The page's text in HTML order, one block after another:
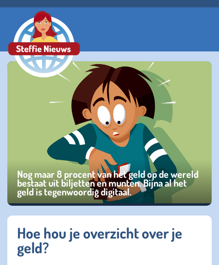
Nog maar 8 procent van het geld op de wereld
bestaat uit biljetten en munten. Bijna al het
geld is tegenwoordig digitaal.
Hoe hou je overzicht over je
geld?